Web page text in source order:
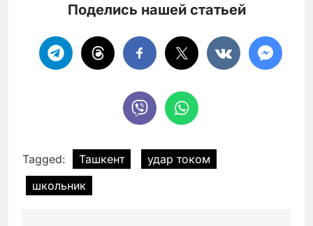
Поделись нашей статьей
Tagged: Ташкент
удар током
школьник